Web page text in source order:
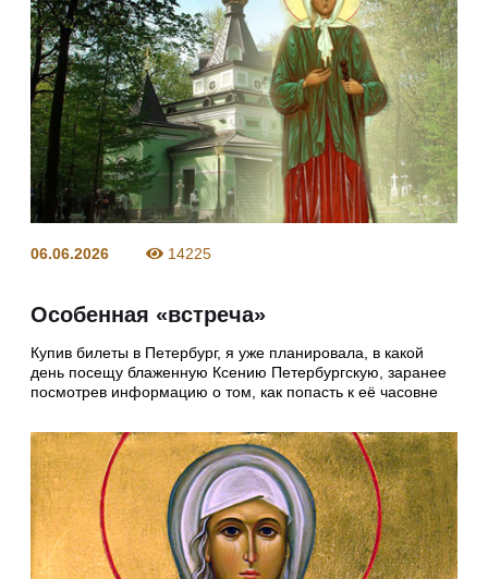
06.06.2026 14225
Особенная «встреча»
Купив билеты в Петербург, я уже планировала, в какой
день посещу блаженную Ксению Петербургскую, заранее
посмотрев информацию о том, как попасть к её часовне